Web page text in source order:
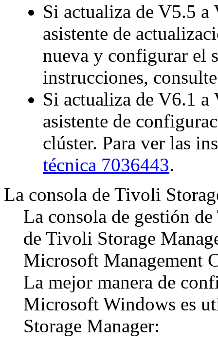
Si actualiza de V5.5
asistente de
nueva y configurar el
instrucciones,
Si actualiza de V6.1
asistente de
clúster. Para ver las
técnica 7036443.
La consola de Tivoli
La consola de gestión de
de Tivoli Storage
Microsoft Management
La mejor manera de
Microsoft Windows es
Storage Manager: